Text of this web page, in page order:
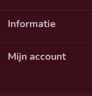
Informatie
Mijn account